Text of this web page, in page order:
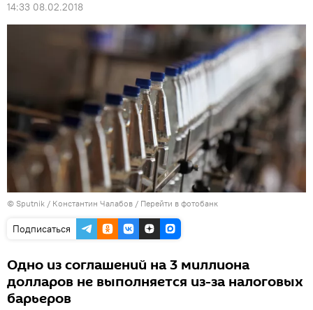
14:33 08.02.2018
© Sputnik / Константин Чалабов / Перейти в фотобанк
Подписаться
Одно из соглашений на 3 миллиона
долларов не выполняется из-за налоговых
барьеров